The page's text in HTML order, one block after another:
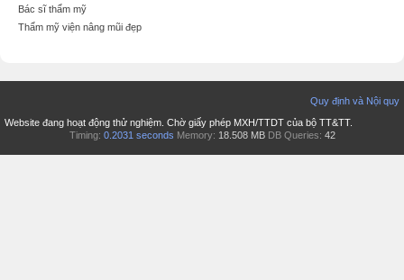
Bác sĩ thẩm mỹ
Thẩm mỹ viện nâng mũi đẹp
Quy định và Nội quy
Website đang hoạt động thử nghiệm. Chờ giấy phép MXH/TTDT của bộ TT&TT.
Timing: 0.2031 seconds Memory: 18.508 MB DB Queries: 42